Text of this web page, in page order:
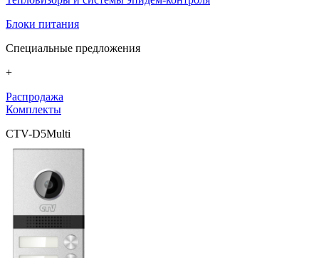
Блоки питания
Специальные предложения
+
Распродажа
Комплекты
CTV-D5Multi